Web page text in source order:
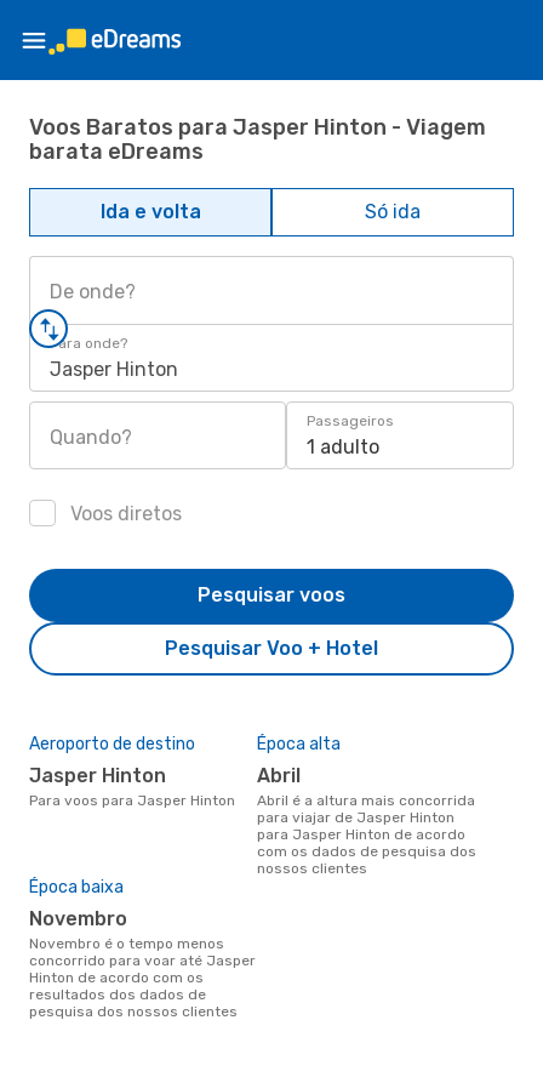
Voos Baratos para Jasper Hinton - Viagem
barata eDreams
Ida e volta Só ida
De onde?
Para onde?
Jasper Hinton
Quando?
Passageiros
1 adulto
Voos diretos
Pesquisar Voo + Hotel
Pesquisar voos
Aeroporto de destino
Jasper Hinton
Para voos para Jasper Hinton
Época alta
abril
abril é a altura mais concorrida
para viajar de Jasper Hinton
para Jasper Hinton de acordo
com os dados de pesquisa dos
nossos clientes
Época baixa
novembro
novembro é o tempo menos
concorrido para voar até Jasper
Hinton de acordo com os
resultados dos dados de
pesquisa dos nossos clientes